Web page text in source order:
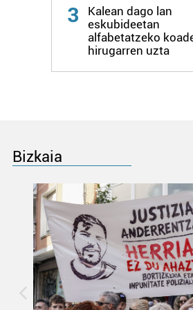
3
Kalean dago lan
eskubideetan
alfabetatzeko
hirugarren uzta
Bizkaia